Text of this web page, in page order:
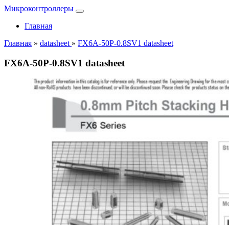
Микроконтроллеры
Главная
Главная » datasheet » FX6A-50P-0.8SV1 datasheet
FX6A-50P-0.8SV1 datasheet